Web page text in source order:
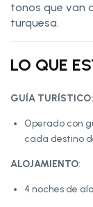
tonos que van
turquesa.
LO QUE
GUÍA TURÍSTICO:
Operado con
cada destino
ALOJAMIENTO:
4 noches de